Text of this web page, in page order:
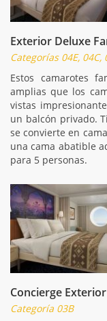
Exterior Deluxe
Categorías 04E, 04C,
Estos camarotes
amplias que los
vistas
un balcón privado.
se convierte en
una cama abatible
para 5 personas.
Concierge
Categoría 03B